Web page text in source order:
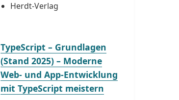
Herdt-Verlag
TypeScript – Grundlagen
(Stand 2025) – Moderne
Web- und App-Entwicklung
mit TypeScript meistern